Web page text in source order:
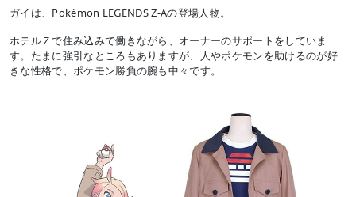
ガイは、Pokémon LEGENDS Z-Aの登場人物。
ホテルＺで住み込みで働きながら、オーナーのサポートをしていま
す。たまに強引なところもありますが、人やポケモンを助けるのが好
きな性格で、ポケモン勝負の腕も中々です。